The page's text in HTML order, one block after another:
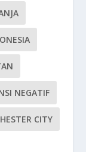
NEGATIF
CITY